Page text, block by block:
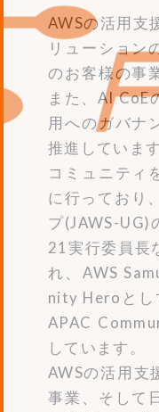
AWSの活用支
リューション
のお客様の事
また、AI CoE
用へのガバナ
推進しています
コミュニティ
に行っており
プ(JAWS-UG)
21実行委員長
れ、AWS
nity Heroとし
APAC
しています。
AWSの活用支
事業、そして